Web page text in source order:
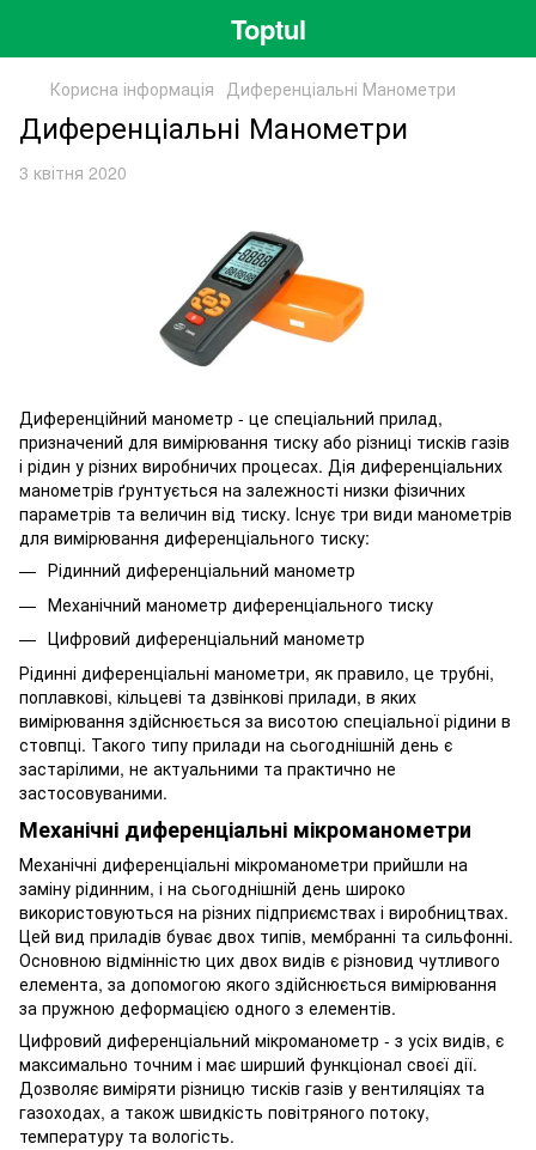
Toptul
Корисна інформація Диференціальні Манометри
Диференціальні Манометри
3 квітня 2020
Диференційний манометр - це спеціальний прилад,
призначений для вимірювання тиску або різниці тисків газів
і рідин у різних виробничих процесах. Дія диференціальних
манометрів ґрунтується на залежності низки фізичних
параметрів та величин від тиску. Існує три види манометрів
для вимірювання диференціального тиску:
Рідинний диференціальний манометр
Механічний манометр диференціального тиску
Цифровий диференціальний манометр
Рідинні диференціальні манометри, як правило, це трубні,
поплавкові, кільцеві та дзвінкові прилади, в яких
вимірювання здійснюється за висотою спеціальної рідини в
стовпці. Такого типу прилади на сьогоднішній день є
застарілими, не актуальними та практично не
застосовуваними.
Механічні диференціальні мікроманометри
Механічні диференціальні мікроманометри прийшли на
заміну рідинним, і на сьогоднішній день широко
використовуються на різних підприємствах і виробництвах.
Цей вид приладів буває двох типів, мембранні та сильфонні.
Основною відмінністю цих двох видів є різновид чутливого
елемента, за допомогою якого здійснюється вимірювання
за пружною деформацією одного з елементів.
Цифровий диференціальний мікроманометр - з усіх видів, є
максимально точним і має ширший функціонал своєї дії.
Дозволяє виміряти різницю тисків газів у вентиляціях та
газоходах, а також швидкість повітряного потоку,
температуру та вологість.